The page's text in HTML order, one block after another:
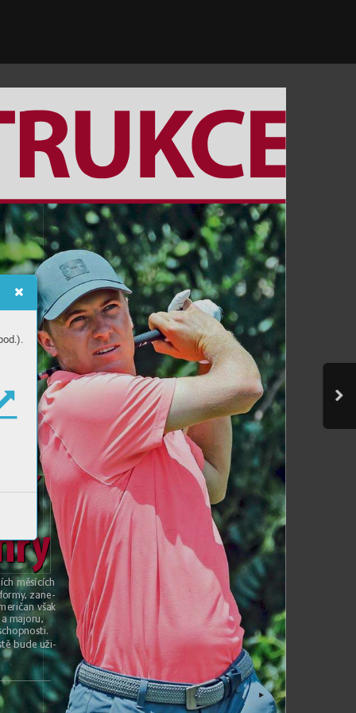
měsících
ormy, zane-
ičan však
majoru,
ti.
bude uži-
ví
ry